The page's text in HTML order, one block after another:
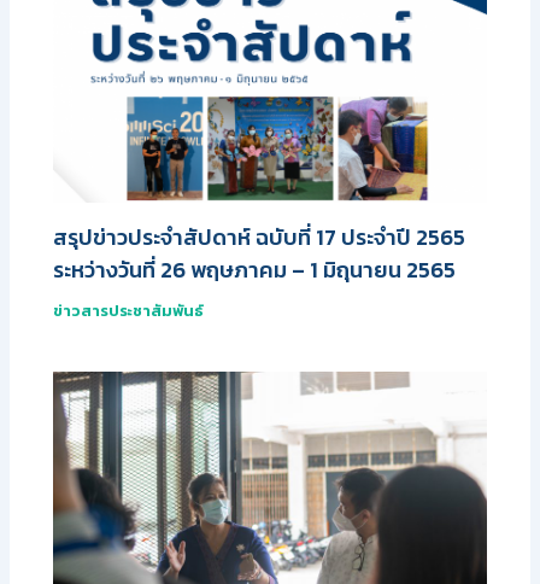
สรุปข่าวประจำสัปดาห์ ฉบับที่ 17 ประจำปี 2565
ระหว่างวันที่ 26 พฤษภาคม – 1 มิถุนายน 2565
ข่าวสารประชาสัมพันธ์